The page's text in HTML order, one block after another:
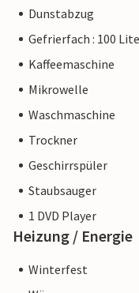
Dunstabzug
Gefrierfach : 100
Kaffeemaschine
Mikrowelle
Waschmaschine
Trockner
Geschirrspüler
Staubsauger
1 DVD Player
Heizung / Energie
Winterfest